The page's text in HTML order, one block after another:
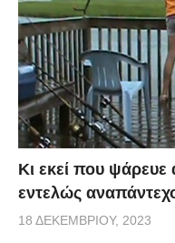
Κι εκεί που ψάρευε
εντελώς
18 ΔΕΚΕΜΒΡΊΟΥ, 2023